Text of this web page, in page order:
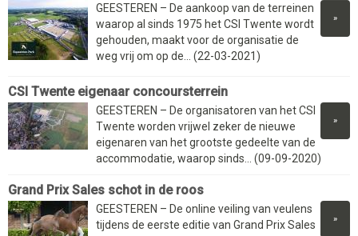
»
GEESTEREN – De aankoop van de terreinen
waarop al sinds 1975 het CSI Twente wordt
gehouden, maakt voor de organisatie de
weg vrij om op de... (22-03-2021)
CSI Twente eigenaar concoursterrein
»
GEESTEREN – De organisatoren van het CSI
Twente worden vrijwel zeker de nieuwe
eigenaren van het grootste gedeelte van de
accommodatie, waarop sinds... (09-09-2020)
Grand Prix Sales schot in de roos
»
GEESTEREN – De online veiling van veulens
tijdens de eerste editie van Grand Prix Sales